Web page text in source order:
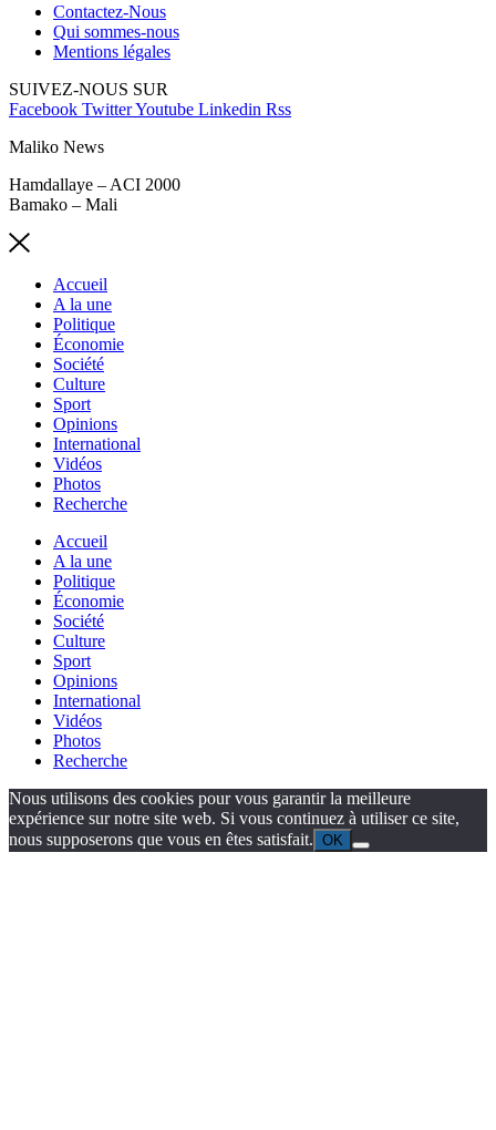
Contactez-Nous
Qui sommes-nous
Mentions légales
SUIVEZ-NOUS SUR
Facebook TwitterYoutube Linkedin Rss
Maliko News
Hamdallaye – ACI 2000
Bamako – Mali
Accueil
A la une
Politique
Économie
Société
Culture
Sport
Opinions
International
Vidéos
Photos
Recherche
Accueil
A la une
Politique
Économie
Société
Culture
Sport
Opinions
International
Vidéos
Photos
Recherche
Nous utilisons des cookies pour vous garantir la meilleure
expérience sur notre site web. Si vous continuez à utiliser ce site,
nous supposerons que vous en êtes satisfait. OK